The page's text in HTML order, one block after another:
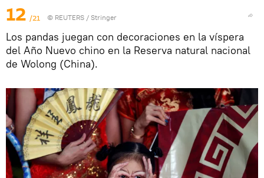
12 /21 © REUTERS / Stringer
Los pandas juegan con decoraciones en la víspera
del Año Nuevo chino en la Reserva natural nacional
de Wolong (China).